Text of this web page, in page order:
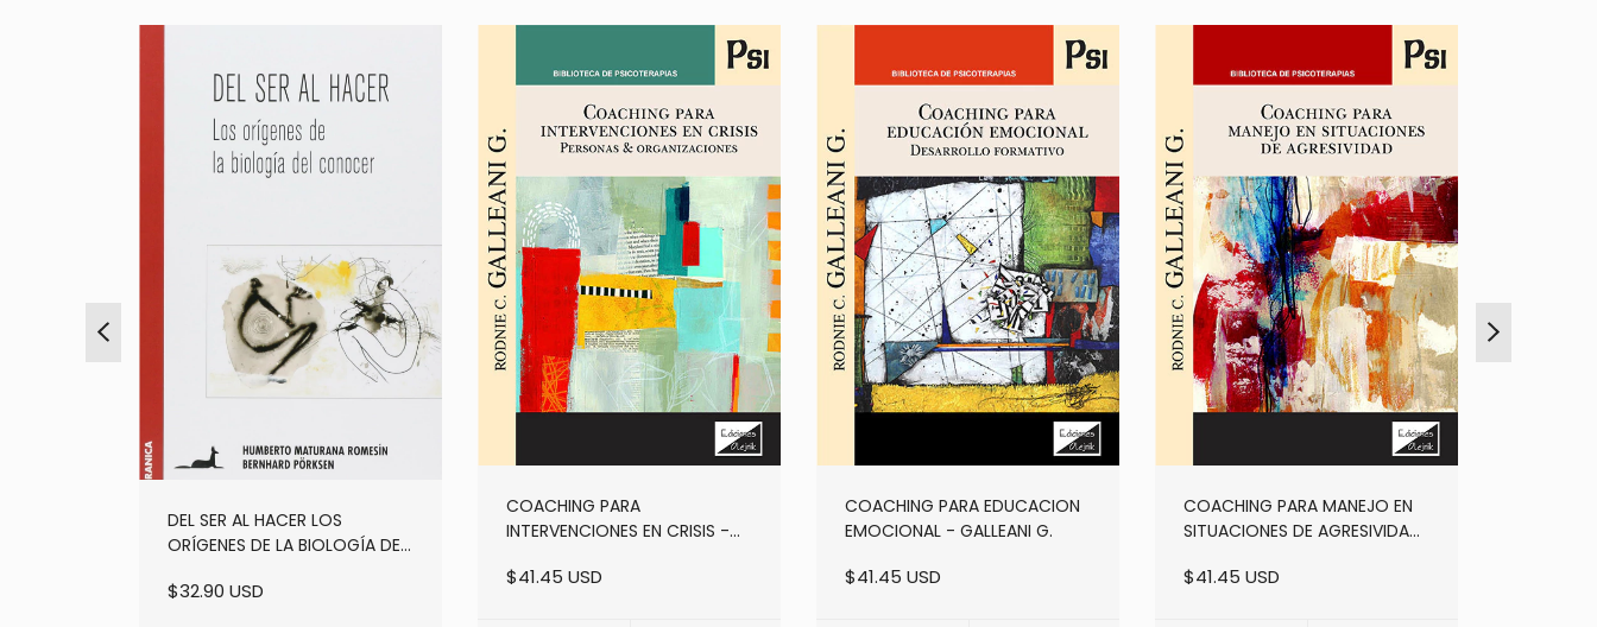
DEL SER AL HACER LOS
ORÍGENES DE LA BIOLOGÍA DEL
ROMESÍN, HUMBERTO
$32.90 USD
COACHING PARA
INTERVENCIONES EN CRISIS -
- GALLEANI G.
$41.45 USD
COACHING PARA EDUCACION
EMOCIONAL - GALLEANI G.
$41.45 USD
COACHING PARA MANEJO EN
SITUACIONES DE AGRESIVIDAD
$41.45 USD